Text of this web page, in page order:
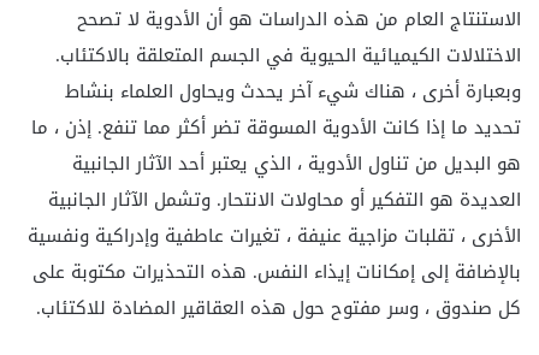
الاستنتاج العام من هذه الدراسات هو أن الأدوية لا تصحح
الاختلالات الكيميائية الحيوية في الجسم المتعلقة بالاكتئاب.
وبعبارة أخرى ، هناك شيء آخر يحدث ويحاول العلماء بنشاط
تحديد ما إذا كانت الأدوية المسوقة تضر أكثر مما تنفع. إذن ، ما
هو البديل من تناول الأدوية ، الذي يعتبر أحد الآثار الجانبية
العديدة هو التفكير أو محاولات الانتحار. وتشمل الآثار الجانبية
الأخرى ، تقلبات مزاجية عنيفة ، تغيرات عاطفية وإدراكية ونفسية
بالإضافة إلى إمكانات إيذاء النفس. هذه التحذيرات مكتوبة على
كل صندوق ، وسر مفتوح حول هذه العقاقير المضادة للاكتئاب.